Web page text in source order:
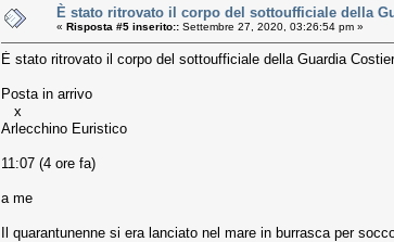
È stato ritrovato il corpo del sottoufficiale della
« Risposta #5 inserito:: Settembre 27, 2020, 03:26:54 pm »
È stato ritrovato il corpo del sottoufficiale della Guardia
Posta in arrivo
x
Arlecchino Euristico
11:07 (4 ore fa)
a me
Il quarantunenne si era lanciato nel mare in burrasca per